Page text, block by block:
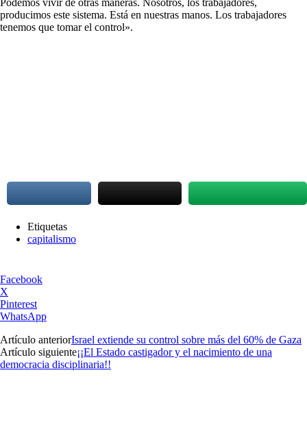
producimos este sistema. Está en nuestras manos. Los trabajadores
tenemos que tomar el control».
Etiquetas
capitalismo
Facebook
X
Pinterest
WhatsApp
Artículo anteriorIsrael extiende su control sobre más del 60% de Gaza
Artículo siguiente¡¡El Estado castigador y el nacimiento de una
democracia disciplinaria!!